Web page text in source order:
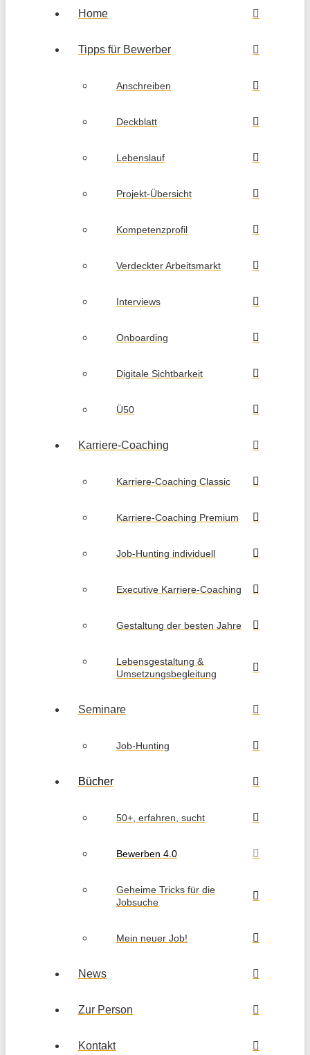
Home
Tipps für Bewerber
Anschreiben
Deckblatt
Lebenslauf
Projekt-Übersicht
Kompetenzprofil
Verdeckter Arbeitsmarkt
Interviews
Onboarding
Digitale Sichtbarkeit
Ü50
Karriere-Coaching
Karriere-Coaching Classic
Karriere-Coaching Premium
Job-Hunting individuell
Executive Karriere-Coaching
Gestaltung der besten Jahre
Lebensgestaltung &
Umsetzungsbegleitung
Seminare
Job-Hunting
Bücher
50+, erfahren, sucht
Bewerben 4.0
Geheime Tricks für die
Jobsuche
Mein neuer Job!
News
Zur Person
Kontakt